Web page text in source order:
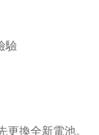
驗
換全新電池。